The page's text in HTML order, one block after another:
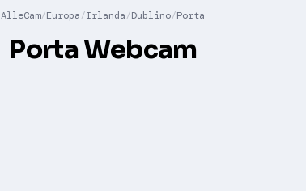
AlleCam Europa Irlanda Dublino Porta
Porta Webcam